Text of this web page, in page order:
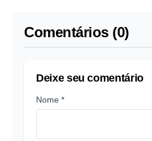
Comentários (0)
Deixe seu comentário
Nome *